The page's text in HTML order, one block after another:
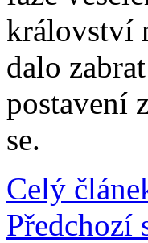
království
dalo
postavení
se.
Celý
Předchozí